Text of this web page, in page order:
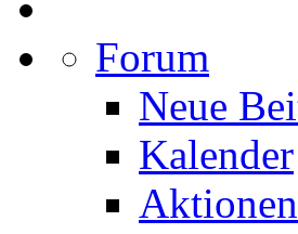
Forum
Neue
Kalender
Aktionen